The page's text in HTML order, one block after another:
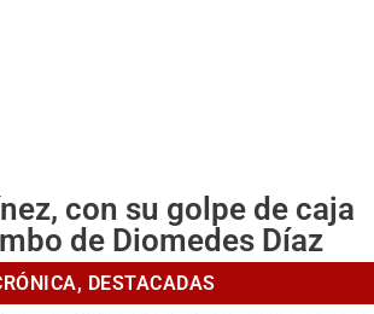
con su golpe de caja
de Diomedes Díaz
, DESTACADAS